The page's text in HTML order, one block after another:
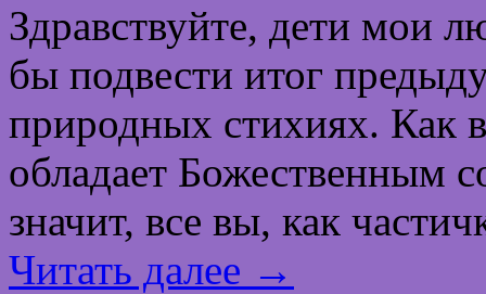
Здравствуйте, дети мои
бы подвести итог
природных стихиях. Как
обладает Божественным
значит, все вы, как
Читать далее →